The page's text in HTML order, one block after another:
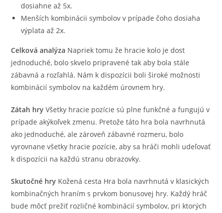
dosiahne až 5x.
Menších kombinácii symbolov v prípade čoho dosiaha
výplata až 2x.
Celková analýza Napriek tomu že hracie kolo je dost
jednoduché, bolo skvelo pripravené tak aby bola stále
zábavná a rozľahlá. Nám k dispozícii boli široké možnosti
kombinácií symbolov na každém úrovnem hry.
Zátah hryVšetky hracie pozície sú plne funkčné a fungujú v
prípade akýkoľvek zmenu. Pretože táto hra bola navrhnutá
ako jednoduché, ale zároveň zábavné rozmeru, bolo
vyrovnane všetky hracie pozície, aby sa hráči mohli udeľovať
k dispozícii na každú stranu obrazovky.
Skutočné hry Kožená cesta Hra bola navrhnutá v klasických
kombinačných hraním s prvkom bonusovej hry. Každý hráč
bude môcť prežiť rozličné kombinácií symbolov, pri ktorých